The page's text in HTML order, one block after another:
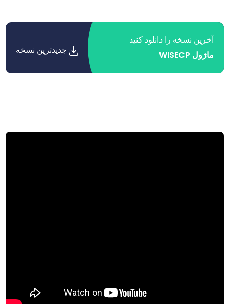
آخرین نسخه را دانلود کنید
ماژول WISECP
جدیدترین نسخه